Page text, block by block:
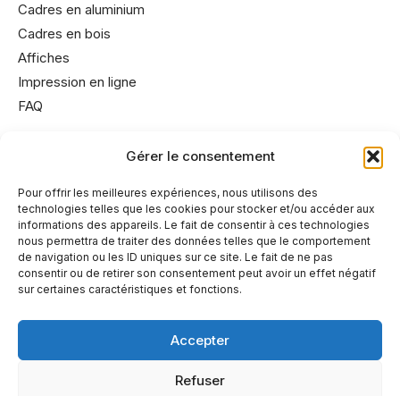
Gérer le consentement
Pour offrir les meilleures expériences, nous utilisons des
technologies telles que les cookies pour stocker et/ou accéder aux
informations des appareils. Le fait de consentir à ces technologies
nous permettra de traiter des données telles que le comportement
de navigation ou les ID uniques sur ce site. Le fait de ne pas
consentir ou de retirer son consentement peut avoir un effet négatif
sur certaines caractéristiques et fonctions.
Accepter
Refuser
Cadres en aluminium
Cadres en bois
Affiches
Impression en ligne
FAQ
Informations utiles
Conditions générales de vente
Mentions légales
Politique de cookies
Politique de confidentialité
A propos